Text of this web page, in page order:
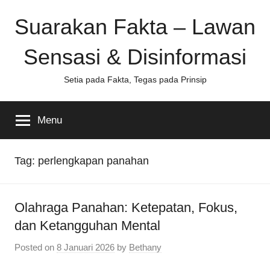
Suarakan Fakta – Lawan
Sensasi & Disinformasi
Setia pada Fakta, Tegas pada Prinsip
Menu
Tag: perlengkapan panahan
Olahraga Panahan: Ketepatan, Fokus,
dan Ketangguhan Mental
Posted on 8 Januari 2026 by Bethany